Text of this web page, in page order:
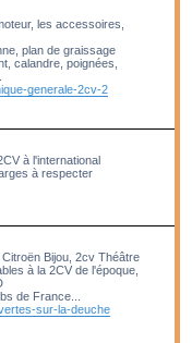
les accessoires,
plan de graissage
calandre, poignées,
generale-2cv-2
à l'international
à respecter
Bijou, 2cv Théâtre
à la 2CV de l'époque,
de France...
sur-la-deuche